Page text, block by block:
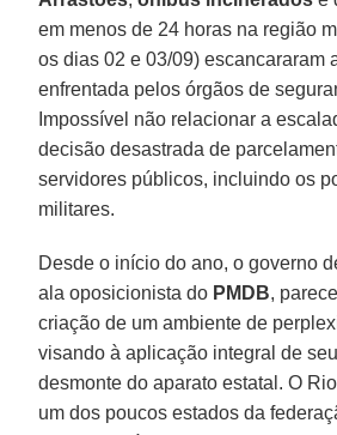
em menos de 24 horas na região
os dias 02 e 03/09) escancararam
enfrentada pelos órgãos de
Impossível não relacionar a
decisão desastrada de
servidores públicos, incluindo os
militares.
Desde o início do ano, o governo
ala oposicionista do PMDB,
criação de um ambiente de
visando à aplicação integral de
desmonte do aparato estatal. O
um dos poucos estados da